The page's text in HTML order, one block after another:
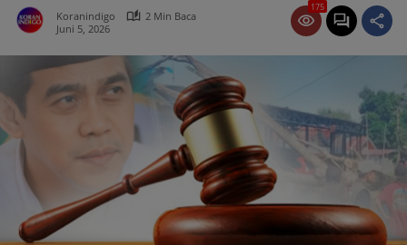
Koranindigo
2 Min Baca
Juni 5, 2026
175